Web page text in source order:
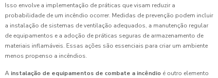
Isso envolve a implementação de práticas que visam reduzir a
probabilidade de um incêndio ocorrer. Medidas de prevenção podem incluir
a instalação de sistemas de ventilação adequados, a manutenção regular
de equipamentos e a adoção de práticas seguras de armazenamento de
materiais inflamáveis. Essas ações são essenciais para criar um ambiente
menos propenso a incêndios.
A instalação de equipamentos de combate a incêndio é outro elemento